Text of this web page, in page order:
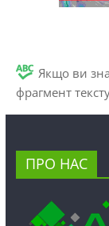
Якщо ви
фрагмент
ПРО НАС